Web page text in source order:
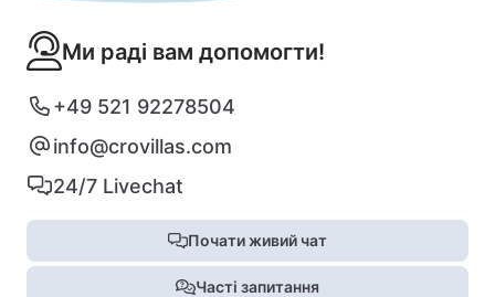
Ми раді вам допомогти!
+49 521 92278504
info@crovillas.com
24/7 Livechat
Почати живий чат
Часті запитання